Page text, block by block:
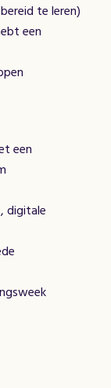
te leren)
een
een
digitale